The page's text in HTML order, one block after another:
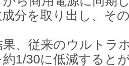
を取り出し、その
従来のウルトラ
1/30に低減すると